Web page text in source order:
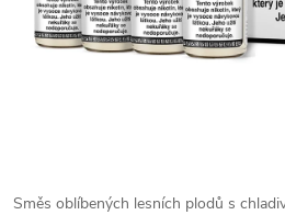
Směs oblíbených lesních plodů s